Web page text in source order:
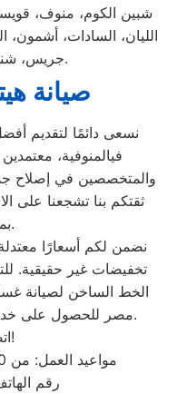
شبين الكوم، منوف،
الليان، السادات،
جريس، شنشور، كفر المصيلحة.
صيانة
نسعى دائمًا لتقديم
فيالمنوفية،
والمتخصصين في إصلاح
ثقتكم بنا تشجعنا على
بمهنية وأمانة.
نضمن لكم أسعارًا
تخفيضات غير حقيقية.
الخط الساخن لصيانة
مصر للحصول على خدمة عالية الجودة بأسعار تنافسية.
اتصل بنا الآن!
مواعيد العمل: من 9:00 صباحًا حتى 9:00 مساءً
رقم